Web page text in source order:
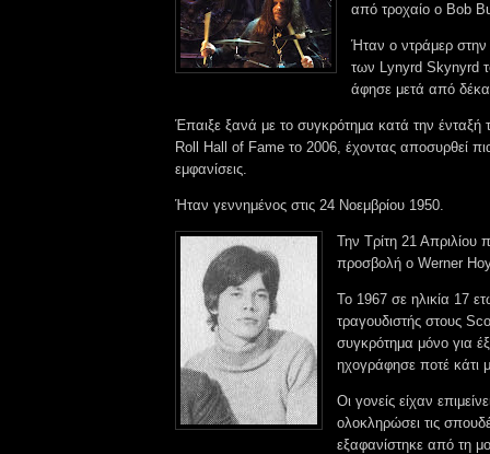
από τροχαίο ο Bob
Ήταν ο ντράμερ στην
των Lynyrd Skynyrd
άφησε μετά από
Έπαιξε ξανά με το συγκρότημα κατά την ένταξή
Roll Hall of Fame το 2006, έχοντας αποσυρθεί
εμφανίσεις.
Ήταν γεννημένος στις 24 Νοεμβρίου 1950.
Την Τρίτη 21 Απριλίου
προσβολή ο Werner
Το 1967 σε ηλικία 17
τραγουδιστής στους
συγκρότημα μόνο για
ηχογράφησε ποτέ κάτι
Οι γονείς είχαν
ολοκληρώσει τις
εξαφανίστηκε από τη